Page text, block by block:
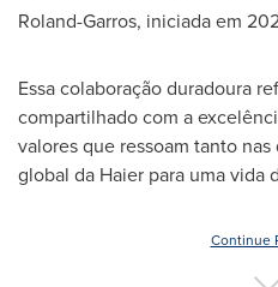
Roland-Garros, iniciada em
Essa colaboração duradoura
compartilhado com a
valores que ressoam tanto
global da Haier para uma vida
Continue